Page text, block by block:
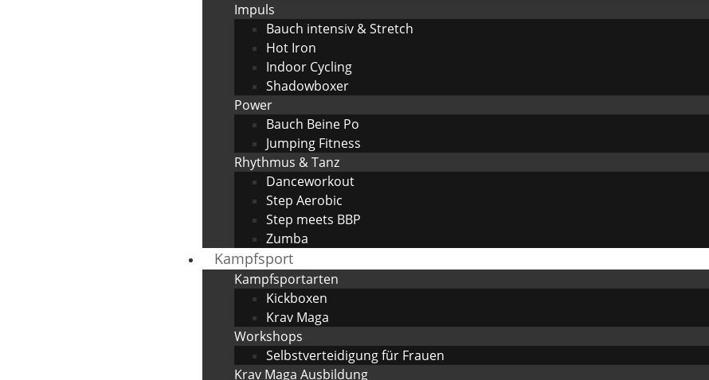
Impuls
Bauch intensiv & Stretch
Hot Iron
Indoor Cycling
Shadowboxer
Power
Bauch Beine Po
Jumping Fitness
Rhythmus & Tanz
Danceworkout
Step Aerobic
Step meets BBP
Zumba
Kampfsport
Kampfsportarten
Kickboxen
Krav Maga
Workshops
Selbstverteidigung für Frauen
Krav Maga Ausbildung